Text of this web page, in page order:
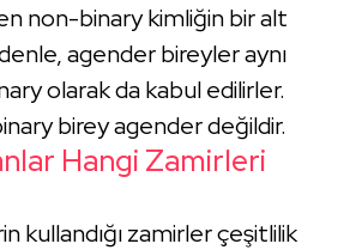
non-binary kimliğin bir alt
agender bireyler aynı
olarak da kabul edilirler.
birey agender değildir.
Hangi Zamirleri
kullandığı zamirler çeşitlilik